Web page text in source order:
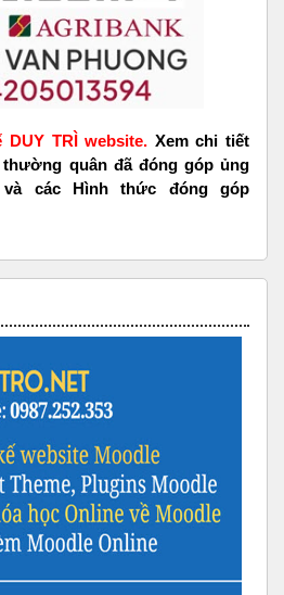
TRÌ website. Xem chi tiết
thường quân đã đóng góp ủng
các Hình thức đóng góp